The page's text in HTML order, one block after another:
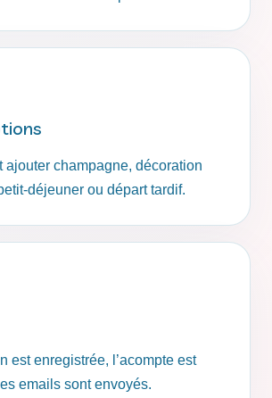
ajouter champagne, décoration
déjeuner ou départ tardif.
est enregistrée, l’acompte est
emails sont envoyés.